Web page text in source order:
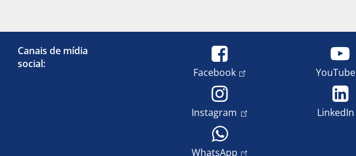
Canais de mídia
social:
Facebook YouTube
Instagram LinkedIn
WhatsApp